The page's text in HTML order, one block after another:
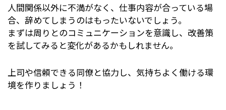
人間関係以外に不満がなく、仕事内容が合っている場
合、辞めてしまうのはもったいないでしょう。
まずは周りとのコミュニケーションを意識し、改善策
を試してみると変化があるかもしれません。
上司や信頼できる同僚と協力し、気持ちよく働ける環
境を作りましょう！